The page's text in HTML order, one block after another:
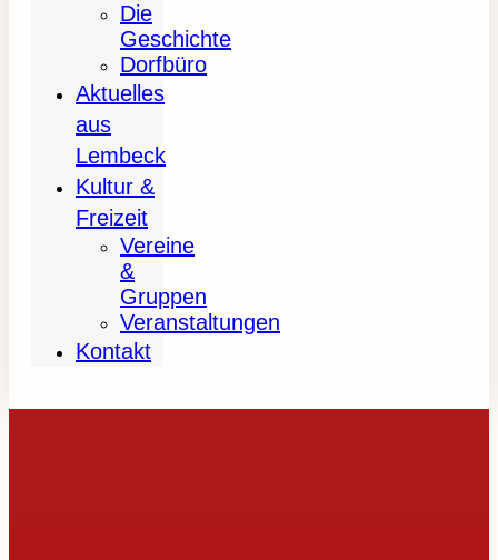
Die
Geschichte
Dorfbüro
Aktuelles
aus
Lembeck
Kultur &
Freizeit
Vereine
&
Gruppen
Veranstaltungen
Kontakt